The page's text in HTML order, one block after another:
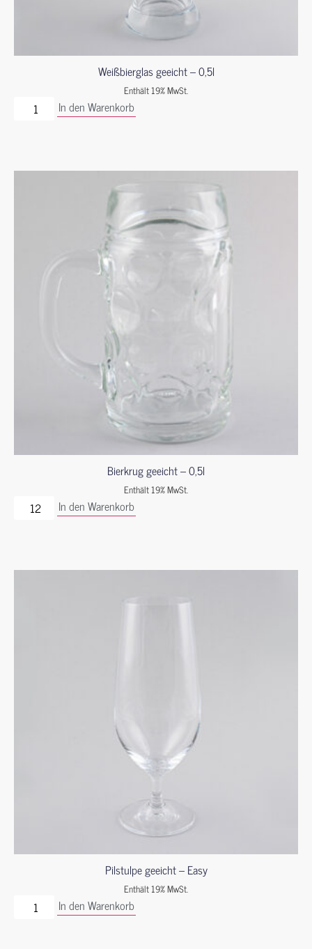
Weißbierglas geeicht – 0,5l
Enthält 19% MwSt.
In den Warenkorb
Bierkrug geeicht – 0,5l
Enthält 19% MwSt.
In den Warenkorb
Pilstulpe geeicht – Easy
Enthält 19% MwSt.
In den Warenkorb